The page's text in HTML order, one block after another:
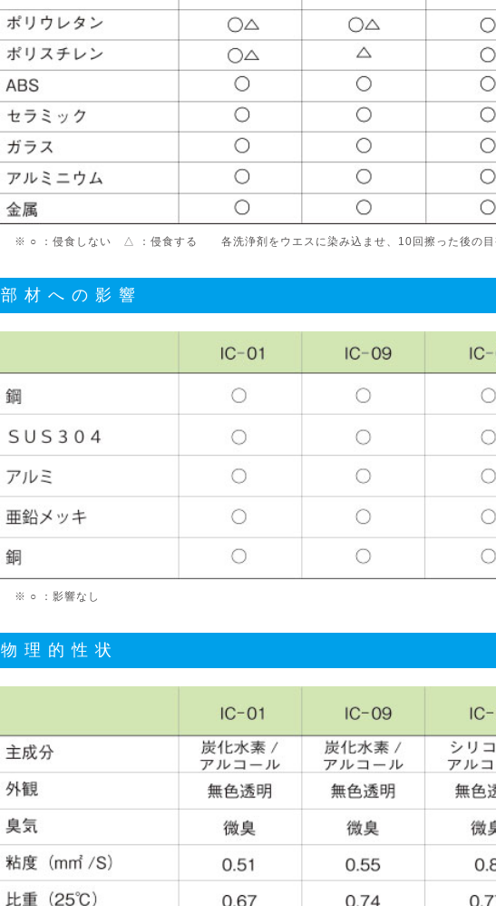
※ ○ ：侵食しない △ ：侵食する 各洗浄剤をウエスに染み込ませ、10回擦った後の目
部材への影響
※ ○ ：影響なし
物理的性状